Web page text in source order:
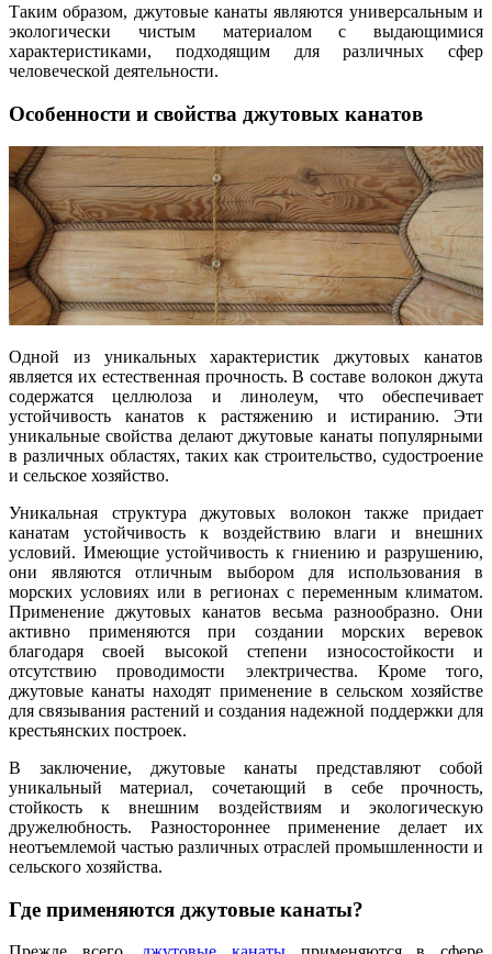
Таким образом, джутовые канаты являются универсальным и
экологически чистым материалом с выдающимися
характеристиками, подходящим для различных сфер
человеческой деятельности.
Особенности и свойства джутовых канатов
Одной из уникальных характеристик джутовых канатов
является их естественная прочность. В составе волокон джута
содержатся целлюлоза и линолеум, что обеспечивает
устойчивость канатов к растяжению и истиранию. Эти
уникальные свойства делают джутовые канаты популярными
в различных областях, таких как строительство, судостроение
и сельское хозяйство.
Уникальная структура джутовых волокон также придает
канатам устойчивость к воздействию влаги и внешних
условий. Имеющие устойчивость к гниению и разрушению,
они являются отличным выбором для использования в
морских условиях или в регионах с переменным климатом.
Применение джутовых канатов весьма разнообразно. Они
активно применяются при создании морских веревок
благодаря своей высокой степени износостойкости и
отсутствию проводимости электричества. Кроме того,
джутовые канаты находят применение в сельском хозяйстве
для связывания растений и создания надежной поддержки для
крестьянских построек.
В заключение, джутовые канаты представляют собой
уникальный материал, сочетающий в себе прочность,
стойкость к внешним воздействиям и экологическую
дружелюбность. Разностороннее применение делает их
неотъемлемой частью различных отраслей промышленности и
сельского хозяйства.
Где применяются джутовые канаты?